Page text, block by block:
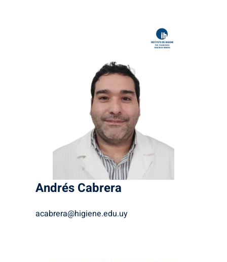
Andrés Cabrera
acabrera@higiene.edu.uy